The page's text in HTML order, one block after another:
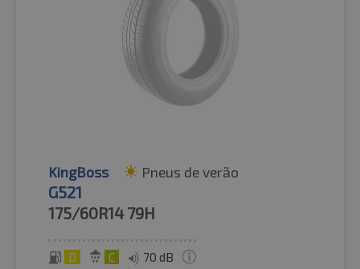
KingBoss Pneus de verão
G521
175/60R14 79H
D C 70 dB